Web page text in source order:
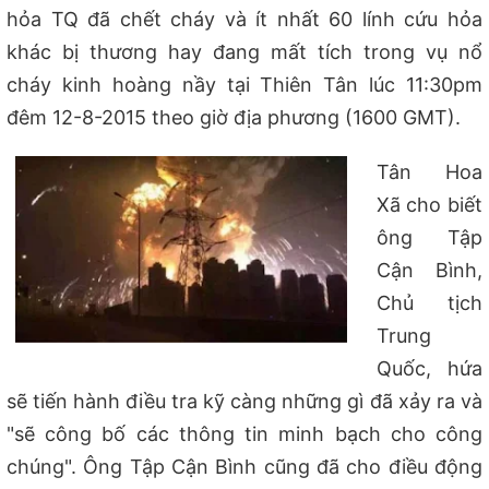
hỏa TQ đã chết cháy và ít nhất 60 lính cứu hỏa
khác bị thương hay đang mất tích trong vụ nổ
cháy kinh hoàng nầy tại Thiên Tân lúc 11:30pm
đêm 12-8-2015 theo giờ địa phương (1600 GMT).
Tân Hoa
Xã cho biết
ông Tập
Cận Bình,
Chủ tịch
Trung
Quốc, hứa
sẽ tiến hành điều tra kỹ càng những gì đã xảy ra và
"sẽ công bố các thông tin minh bạch cho công
chúng". Ông Tập Cận Bình cũng đã cho điều động